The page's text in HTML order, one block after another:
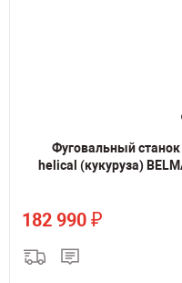
Фуговальный
helical (кукуруза)
182 990 ₽